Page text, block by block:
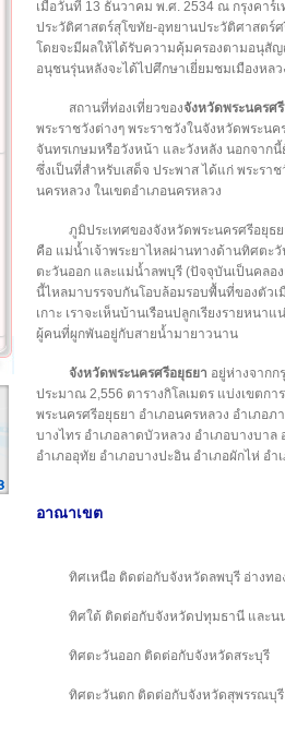
เมื่อวันที่ 13 ธันวาคม พ.ศ. 2534 ณ กรุงคาร์
ประวัติศาสตร์สุโขทัย-อุทยานประวัติศาสตร์
โดยจะมีผลให้ได้รับความคุ้มครองตามอนุสั
อนุชนรุ่นหลังจะได้ไปศึกษาเยี่ยมชมเมืองหลว
สถานที่ท่องเที่ยวของจังหวัดพระนครศ
พระราชวังต่างๆ พระราชวังในจังหวัดพระน
จันทรเกษมหรือวังหน้า และวังหลัง นอกจาก
ซึ่งเป็นที่สำหรับเสด็จ ประพาส ได้แก่ พระรา
นครหลวง ในเขตอำเภอนครหลวง
ภูมิประเทศของจังหวัดพระนครศรีอยุ
คือ แม่น้ำเจ้าพระยาไหลผ่านทางด้านทิศต
ตะวันออก และแม่น้ำลพบุรี (ปัจจุบันเป็นคลอ
นี้ไหลมาบรรจบกันโอบล้อมรอบพื้นที่ของตัวเ
เกาะ เราจะเห็นบ้านเรือนปลูกเรียงรายหน
ผู้คนที่ผูกพันอยู่กับสายน้ำมายาวนาน
จังหวัดพระนครศรีอยุธยา อยู่ห่างจากก
ประมาณ 2,556 ตารางกิโลเมตร แบ่งเขตกา
พระนครศรีอยุธยา อำเภอนครหลวง อำเภอ
บางไทร อำเภอลาดบัวหลวง อำเภอบางบาล
อำเภออุทัย อำเภอบางปะอิน อำเภอผักไห่ อำ
อาณาเขต
ทิศเหนือ ติดต่อกับจังหวัดลพบุรี อ่างทอ
ทิศใต้ ติดต่อกับจังหวัดปทุมธานี และน
ทิศตะวันออก ติดต่อกับจังหวัดสระบุรี
ทิศตะวันตก ติดต่อกับจังหวัดสุพรรณบุรี